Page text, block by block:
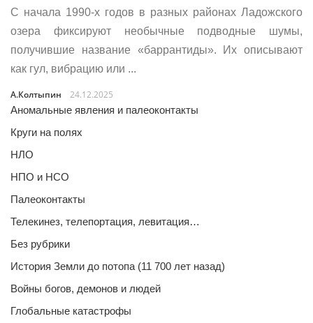
С начала 1990-х годов в разных районах Ладожского
озера фиксируют необычные подводные шумы,
получившие название «баррантиды». Их описывают
как гул, вибрацию или ...
А.Колтыпин
24.12.2025
Аномальные явления и палеоконтакты
Круги на полях
НЛО
НПО и НСО
Палеоконтакты
Телекинез, телепортация, левитация…
Без рубрики
История Земли до потопа (11 700 лет назад)
Войны богов, демонов и людей
Глобальные катастрофы